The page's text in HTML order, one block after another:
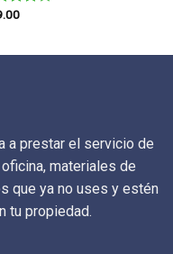
a prestar el servicio de
materiales de
que ya no uses y estén
tu propiedad.